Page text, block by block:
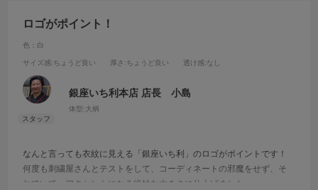
ロゴがポイント！
色：白
サイズ感:ちょうど良い 厚さ :ちょうど良い 透け感:なし
銀座いち利本店 店長 小島
体型:大柄
なんと言っても衣紋に見える「銀座いち利」のロゴがポイントです！
何度も刺繍屋さんとテストをして、コーディネートの邪魔をせず、そ
れでいて、アクセントになる絶妙な大きさに仕上げました。